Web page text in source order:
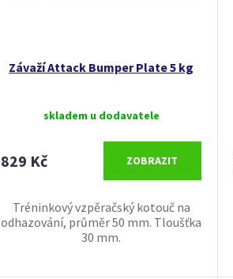
Závaží Attack Bumper Plate 5 kg
skladem u dodavatele
829 Kč ZOBRAZIT
Tréninkový vzpěračský kotouč na
odhazování, průměr 50 mm. Tloušťka
30 mm.